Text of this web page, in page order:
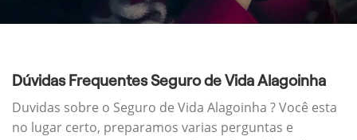
Dúvidas Frequentes Seguro de Vida Alagoinha
Duvidas sobre o Seguro de Vida Alagoinha ? Você esta
no lugar certo, preparamos varias perguntas e